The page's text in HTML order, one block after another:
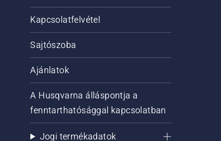
Kapcsolatfelvétel
Sajtószoba
Ajánlatok
A Husqvarna álláspontja a
fenntarthatósággal kapcsolatban
Jogi termékadatok